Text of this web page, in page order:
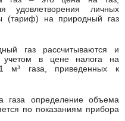
удовлетворения личных
(тариф) на природный газ
учетом в цене налога на
м³ газа, приведенных к
по показаниям прибора